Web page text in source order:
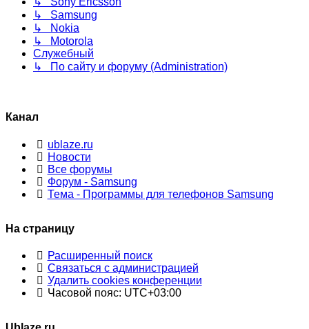
↳ Samsung
↳ Nokia
↳ Motorola
Служебный
↳ По сайту и форуму (Administration)
Канал
ublaze.ru
Новости
Все форумы
Форум - Samsung
Тема - Программы для телефонов Samsung
На страницу
Расширенный поиск
Связаться с администрацией
Удалить cookies конференции
Часовой пояс: UTC+03:00